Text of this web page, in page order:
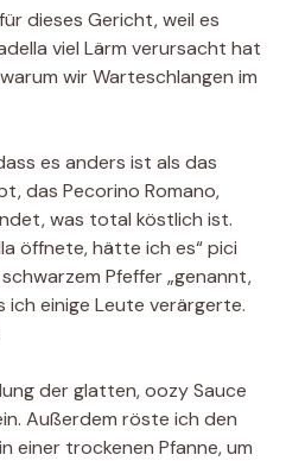
dieses Gericht, weil es
viel Lärm verursacht hat
wir Warteschlangen im
es anders ist als das
das Pecorino Romano,
was total köstlich ist.
öffnete, hätte ich es“ pici
Pfeffer „genannt,
ich einige Leute verärgerte.
der glatten, oozy Sauce
Außerdem röste ich den
einer trockenen Pfanne, um